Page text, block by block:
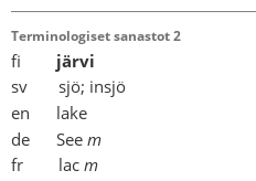
Terminologiset sanastot 2
fi järvi
sv sjö; insjö
en lake
de See m
fr lac m